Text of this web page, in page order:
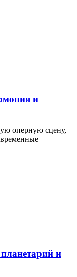
и
оперную сцену,
и